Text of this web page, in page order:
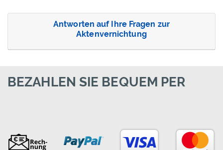
Antworten auf Ihre Fragen zur
Aktenvernichtung
BEZAHLEN SIE BEQUEM PER